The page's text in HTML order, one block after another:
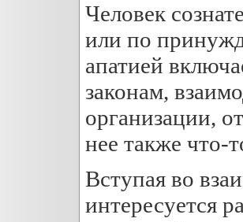
Человек
или по
апатией
законам,
организации,
нее также что-
Вступая во
интересуется